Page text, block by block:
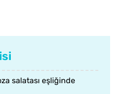
salatası eşliğinde